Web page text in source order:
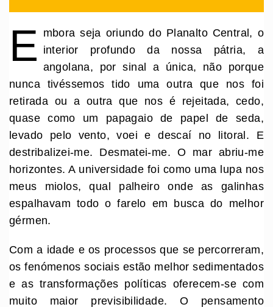
E mbora seja oriundo do Planalto Central, o
interior profundo da nossa pátria, a
angolana, por sinal a única, não porque
nunca tivéssemos tido uma outra que nos foi
retirada ou a outra que nos é rejeitada, cedo,
quase como um papagaio de papel de seda,
levado pelo vento, voei e descaí no litoral. E
destribalizei-me. Desmatei-me. O mar abriu-me
horizontes. A universidade foi como uma lupa nos
meus miolos, qual palheiro onde as galinhas
espalhavam todo o farelo em busca do melhor
gérmen.
Com a idade e os processos que se percorreram,
os fenómenos sociais estão melhor sedimentados
e as transformações políticas oferecem-se com
muito maior previsibilidade. O pensamento